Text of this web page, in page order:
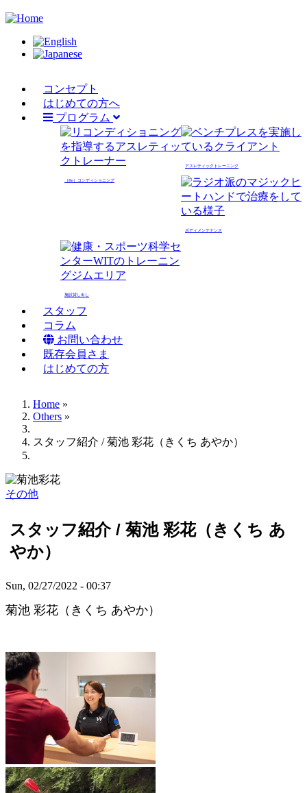
Skip
to
content
Main
navigation
コンセプト
はじめての方へ
プログラム
（Re）コンディショニング
アスレティックトレーニング
ボディメンテナンス
施設貸し出し
スタッフ
コラム
お問い合わせ
既存会員さま
はじめての方
Breadcrumb
Home »
Others »
スタッフ紹介 / 菊池 彩花（きくち あやか）
その他
スタッフ紹介 / 菊池 彩花（きくち あ
やか）
Sun, 02/27/2022 - 00:37
菊池 彩花（きくち あやか）